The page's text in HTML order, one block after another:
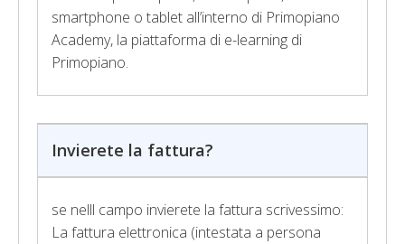
smartphone o tablet all’interno di Primopiano
Academy, la piattaforma di e-learning di
Primopiano.
Invierete la fattura?
se nelll campo invierete la fattura scrivessimo:
La fattura elettronica (intestata a persona